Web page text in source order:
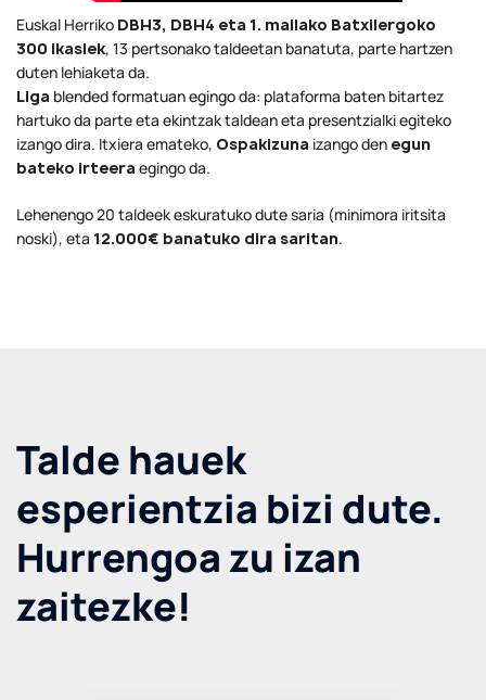
Euskal Herriko DBH3, DBH4 eta 1. mailako Batxilergoko
300 ikaslek, 13 pertsonako taldeetan banatuta, parte hartzen
duten lehiaketa da.
Liga blended formatuan egingo da: plataforma baten bitartez
hartuko da parte eta ekintzak taldean eta presentzialki egiteko
izango dira. Itxiera emateko, Ospakizuna izango den egun
bateko irteera egingo da.
Lehenengo 20 taldeek eskuratuko dute saria (minimora iritsita
noski), eta 12.000€ banatuko dira saritan.
Talde hauek
esperientzia bizi dute.
Hurrengoa zu izan
zaitezke!